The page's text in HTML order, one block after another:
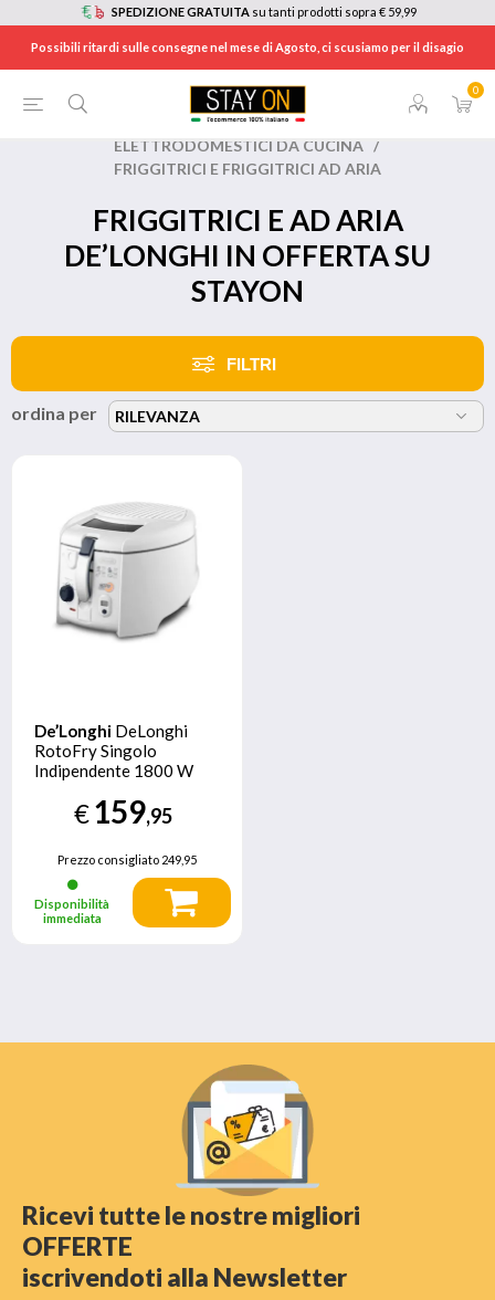
SPEDIZIONE GRATUITA su tanti prodotti sopra € 59,99
Possibili ritardi sulle consegne nel mese di Agosto, ci scusiamo per il disagio
0
BRANDS / DE’LONGHI
ELETTRODOMESTICI DA CUCINA /
FRIGGITRICI E FRIGGITRICI AD ARIA
FRIGGITRICI E AD ARIA
DE’LONGHI IN OFFERTA SU
STAYON
FILTRI
ordina per
De’Longhi DeLonghi
RotoFry Singolo
Indipendente 1800 W
€159,95
Prezzo consigliato249,95
Disponibilità
immediata
Ricevi tutte le nostre migliori
OFFERTE
iscrivendoti alla Newsletter